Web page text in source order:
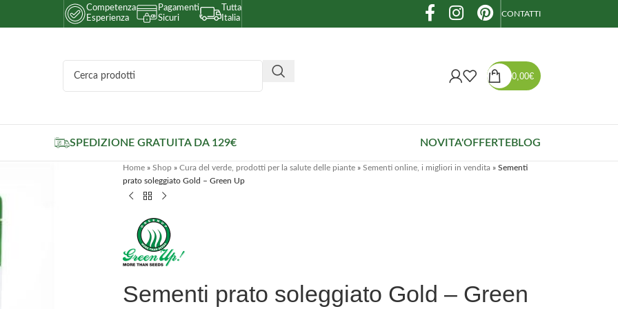
Competenza
Esperienza
Pagamenti
Sicuri
Tutta
Italia
CONTATTI
0,00€
SPEDIZIONE GRATUITA DA 129€ NOVITA'OFFERTEBLOG
Home» Shop » Cura del verde, prodotti per la salute delle piante» Sementi online, i migliori in vendita» Sementi
prato soleggiato Gold – Green Up
Sementi prato soleggiato Gold – Green